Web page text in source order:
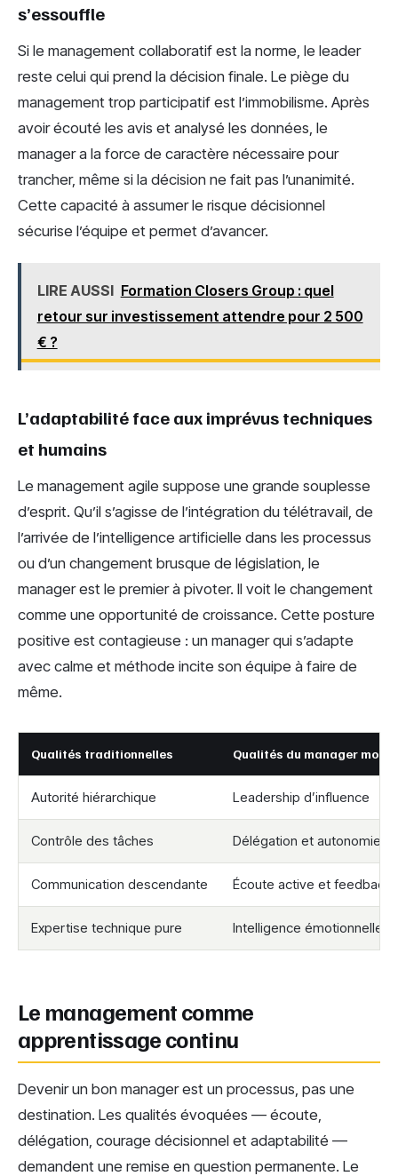
s’essouffle
Si le management collaboratif est la norme, le leader
reste celui qui prend la décision finale. Le piège du
management trop participatif est l’immobilisme. Après
avoir écouté les avis et analysé les données, le
manager a la force de caractère nécessaire pour
trancher, même si la décision ne fait pas l’unanimité.
Cette capacité à assumer le risque décisionnel
sécurise l’équipe et permet d’avancer.
LIRE AUSSI Formation Closers Group : quel
retour sur investissement attendre pour 2 500
€ ?
L’adaptabilité face aux imprévus techniques
et humains
Le management agile suppose une grande souplesse
d’esprit. Qu’il s’agisse de l’intégration du télétravail, de
l’arrivée de l’intelligence artificielle dans les processus
ou d’un changement brusque de législation, le
manager est le premier à pivoter. Il voit le changement
comme une opportunité de croissance. Cette posture
positive est contagieuse : un manager qui s’adapte
avec calme et méthode incite son équipe à faire de
même.
Qualités traditionnelles Qualités du manager
Autorité hiérarchique Leadership d’influence
Contrôle des tâches Délégation et autonomie
Communication descendante Écoute active et feedback
Expertise technique pure Intelligence émotionnelle
Le management comme
apprentissage continu
Devenir un bon manager est un processus, pas une
destination. Les qualités évoquées — écoute,
délégation, courage décisionnel et adaptabilité —
demandent une remise en question permanente. Le